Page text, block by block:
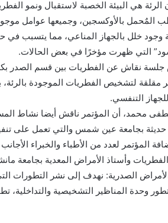
هي البيئة الخصبة لاستقبال ونمو
المٌحمل بالأوكسجين، وجميعها عوامل
وجود خلل بالجهاز المناعي، مما يتسبب في
التي ظهرت مؤخرًا في بعض الحالات.
نقاش عن الفطريات بين قسم الصدر
لتشخيص الفطريات الموجودة بالرئة،
التنفسي.
محمد، أن المؤتمر ناقش أيضا نشاط
حديثة بجامعة عين شمس والتي تعمل على
المؤتمر لعدد من الأطباء والخبراء
وأستاذ الأمراض المعدية بجامعة
الصدرية: نهدف إلى نشر التطورات
وحدة المناظير التشخيصية والتداخلية،